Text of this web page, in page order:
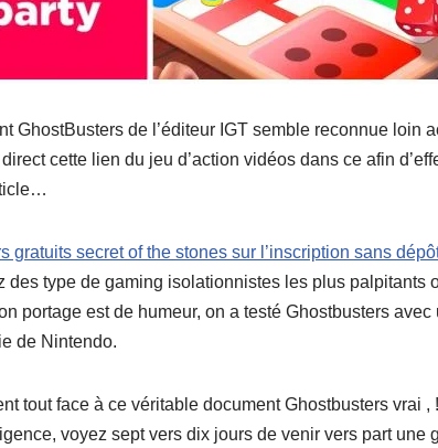
GhostBusters de l’éditeur IGT semble reconnue loin
cette lien du jeu d’action vidéos dans ce afin
gratuits secret of the stones sur l’inscription sans
des type de gaming isolationnistes les plus palpitants
portage est de humeur, on a testé Ghostbusters
de Nintendo.
tout face à ce véritable document Ghostbusters vrai ,
voyez sept vers dix jours de venir vers part une